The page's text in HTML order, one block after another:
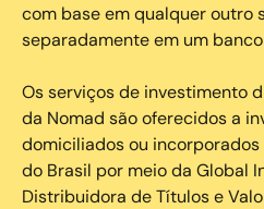
com base em qualquer outro
separadamente em um
Os serviços de investimento
da Nomad são oferecidos a
domiciliados ou
do Brasil por meio da Global
Distribuidora de Títulos e